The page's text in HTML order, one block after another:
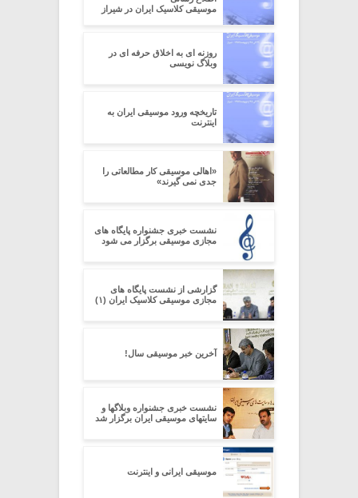
موسیقی کلاسیک ایران در شیراز
روزنه ای به اخلاق حرفه ای در
وبلاگ نویسی
تاریخچه ورود موسیقی ایران به
اینترنت
«اهالی موسیقی کار مطالعاتی را
جدی نمی گیرند»
نشست خبری جشنواره پایگاه های
مجازی موسیقی برگزار می شود
گزارشی از نشست پایگاه های
مجازی موسیقی کلاسیک ایران (۱)
آخرین خبر موسیقی سال!
نشست خبری جشنواره وبلاگها و
سایتهای موسیقی ایران برگزار شد
موسیقی ایرانی و اینترنت